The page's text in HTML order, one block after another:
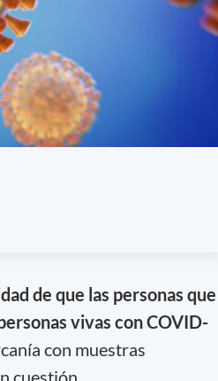
de que las personas que
vivas con COVID-
con muestras
cuestión.